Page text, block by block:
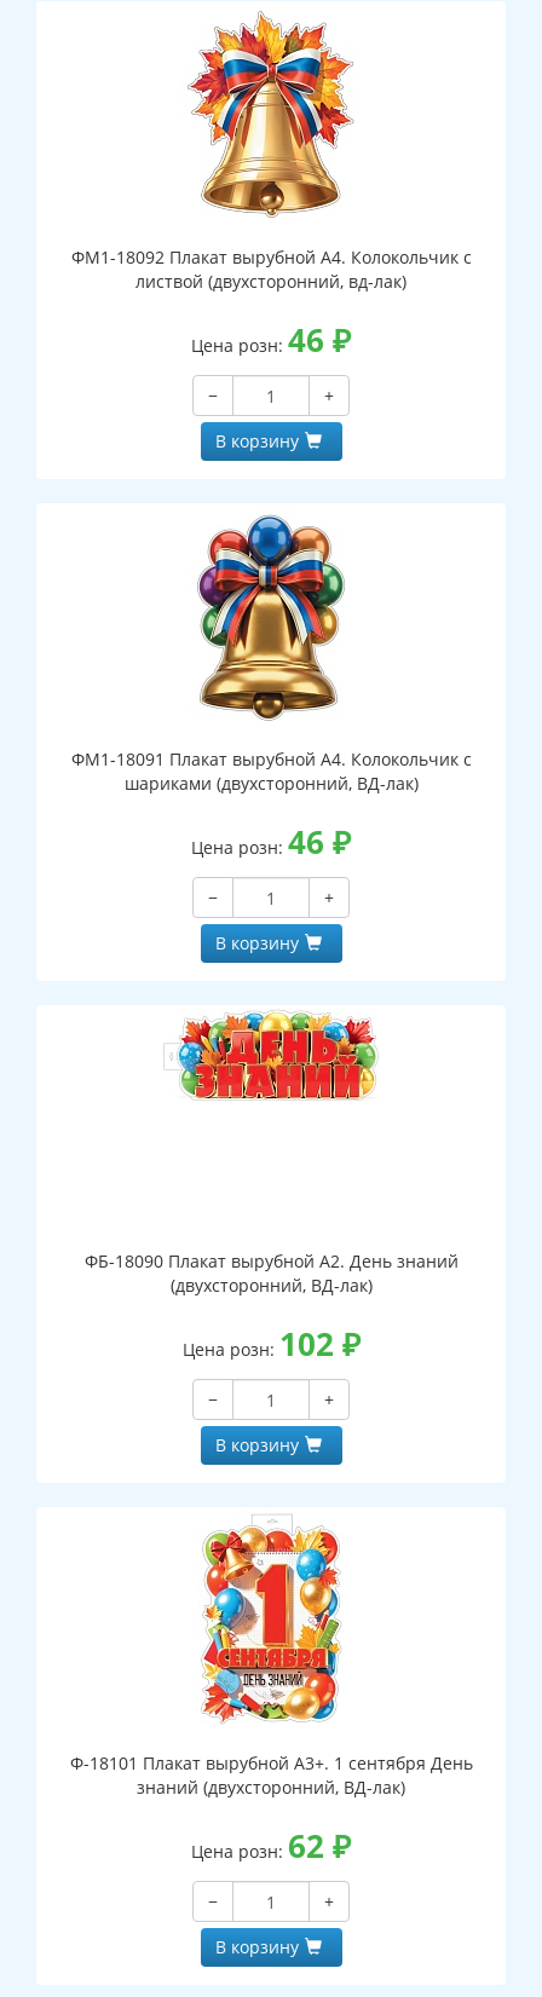
ФМ1-18092 Плакат вырубной А4. Колокольчик с
листвой (двухсторонний, вд-лак)
Цена розн: 46 ₽
−
+
В корзину
ФМ1-18091 Плакат вырубной А4. Колокольчик с
шариками (двухсторонний, ВД-лак)
Цена розн: 46 ₽
−
+
В корзину
ФБ-18090 Плакат вырубной А2. День знаний
(двухсторонний, ВД-лак)
Цена розн: 102 ₽
−
+
В корзину
Ф-18101 Плакат вырубной А3+. 1 сентября День
знаний (двухсторонний, ВД-лак)
Цена розн: 62 ₽
−
+
В корзину